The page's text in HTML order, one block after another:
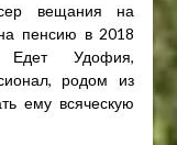
вещания на
пенсию в 2018
Удофия,
родом из
ему всяческую